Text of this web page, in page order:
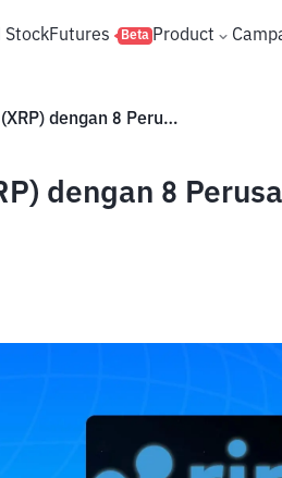
StockFutures Beta Product
Kerjasama Ripple (XRP) dengan 8 Perusahaan Besar, Wajib Tahu!
dengan 8